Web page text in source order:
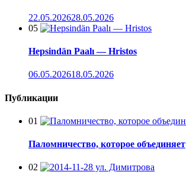
22.05.202628.05.2026
05
Hepsindän Paalı — Hristos
06.05.202618.05.2026
Публикации
01
Паломничество, которое объединяет
02